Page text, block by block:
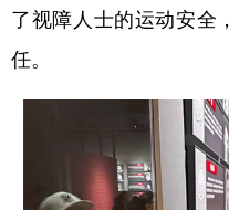
了视障人士的运动安全
任。